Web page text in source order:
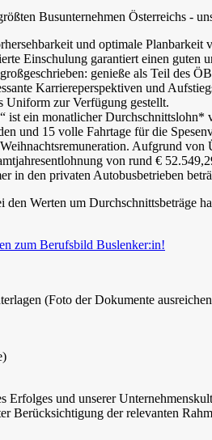
Busunternehmen Österreichs -
und optimale Planbarkeit
Einschulung garantiert einen guten
genieße als Teil des
Karriereperspektiven und
Uniform zur Verfügung gestellt.
ist ein monatlicher
und 15 volle Fahrtage für die
Aufgrund von
von rund €
in den privaten Autobusbetrieben
Werten um Durchschnittsbeträge
zum Berufsbild Buslenker:in!
(Foto der Dokumente
Erfolges und unserer
Berücksichtigung der relevanten